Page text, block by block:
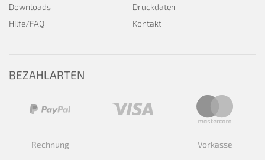
Downloads
Druckdaten
Hilfe/FAQ
Kontakt
BEZAHLARTEN
Rechnung Vorkasse